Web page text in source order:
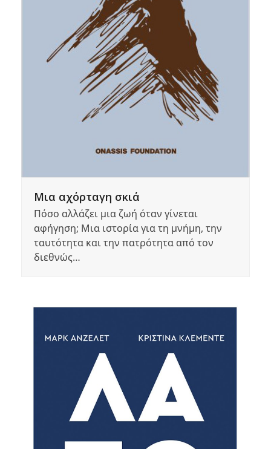
Μια αχόρταγη σκιά
Πόσο αλλάζει μια ζωή όταν γίνεται
αφήγηση; Μια ιστορία για τη μνήμη, την
ταυτότητα και την πατρότητα από τον
διεθνώς…